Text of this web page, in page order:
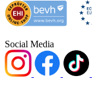
Social Media